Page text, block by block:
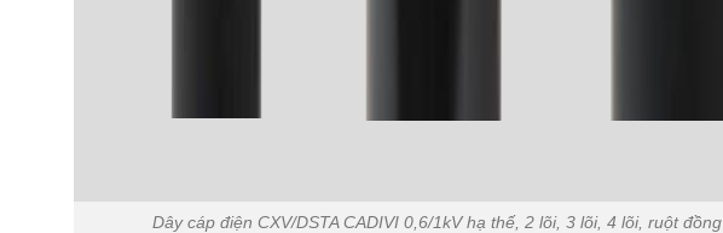
Dây cáp điện CXV/DSTA CADIVI 0,6/1kV hạ thế, 2 lõi, 3 lõi, 4 lõi, ruột đồng